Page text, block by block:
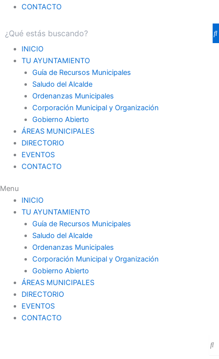
CONTACTO
INICIO
TU AYUNTAMIENTO
Guía de Recursos Municipales
Saludo del Alcalde
Ordenanzas Municipales
Corporación Municipal y Organización
Gobierno Abierto
ÁREAS MUNICIPALES
DIRECTORIO
EVENTOS
CONTACTO
Menu
INICIO
TU AYUNTAMIENTO
Guía de Recursos Municipales
Saludo del Alcalde
Ordenanzas Municipales
Corporación Municipal y Organización
Gobierno Abierto
ÁREAS MUNICIPALES
DIRECTORIO
EVENTOS
CONTACTO